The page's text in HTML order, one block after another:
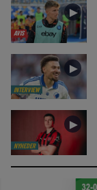
AVIS
►
INTERVIEW
►
NYHEDER
►